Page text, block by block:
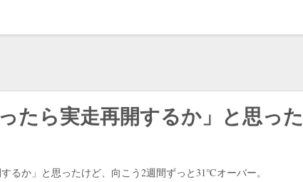
たら実走再開するか」と思っ
るか」と思ったけど、向こう2週間ずっと31℃オーバー。